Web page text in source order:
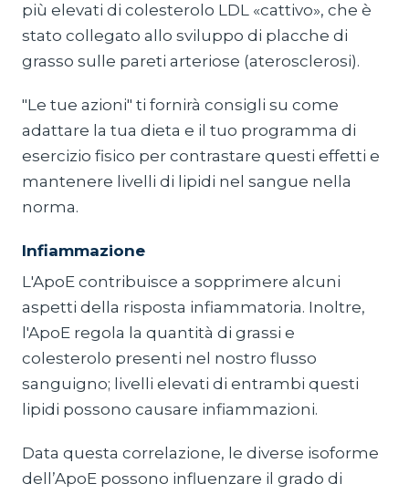
più elevati di colesterolo LDL «cattivo», che è
stato collegato allo sviluppo di placche di
grasso sulle pareti arteriose (aterosclerosi).
"Le tue azioni" ti fornirà consigli su come
adattare la tua dieta e il tuo programma di
esercizio fisico per contrastare questi effetti e
mantenere livelli di lipidi nel sangue nella
norma.
Infiammazione
L'ApoE contribuisce a sopprimere alcuni
aspetti della risposta infiammatoria. Inoltre,
l'ApoE regola la quantità di grassi e
colesterolo presenti nel nostro flusso
sanguigno; livelli elevati di entrambi questi
lipidi possono causare infiammazioni.
Data questa correlazione, le diverse isoforme
dell’ApoE possono influenzare il grado di